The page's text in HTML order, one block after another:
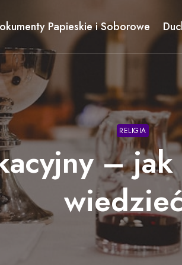
Papieskie i Soborowe
RELIGIA
–